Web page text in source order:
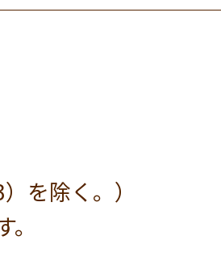
を除く。）